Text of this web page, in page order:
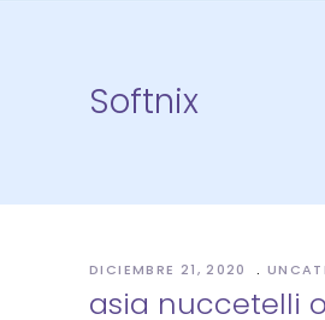
Softnix
DICIEMBRE 21, 2020
asia nuccetelli